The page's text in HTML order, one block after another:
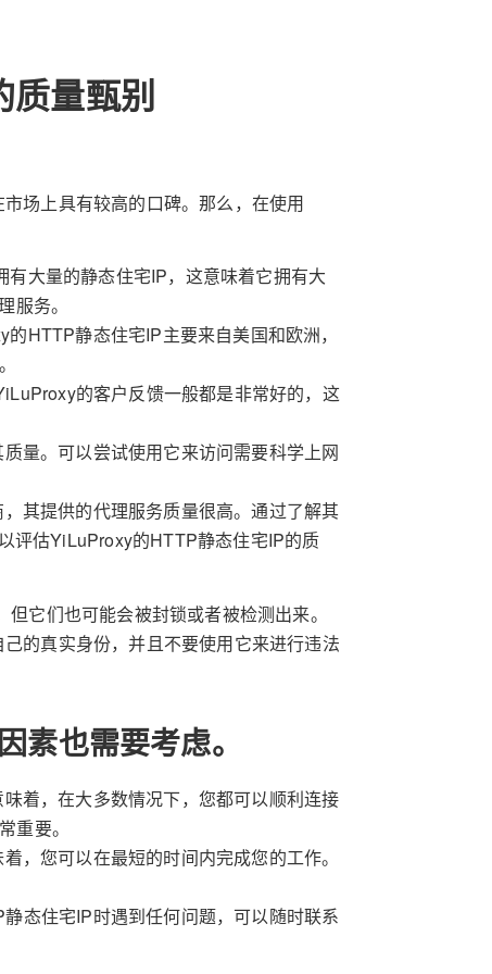
量甄别
场上具有较高的口碑。那么，在使用
大量的静态住宅IP，这意味着它拥有大
服务。
HTTP静态住宅IP主要来自美国和欧洲，
的客户反馈一般都是非常好的，这
量。可以尝试使用它来访问需要科学上网
其提供的代理服务质量很高。通过了解其
评估YiLuProxy的HTTP静态住宅IP的质
它们也可能会被封锁或者被检测出来。
的真实身份，并且不要使用它来进行违法
素也需要考虑。
着，在大多数情况下，您都可以顺利连接
重要。
，您可以在最短的时间内完成您的工作。
态住宅IP时遇到任何问题，可以随时联系